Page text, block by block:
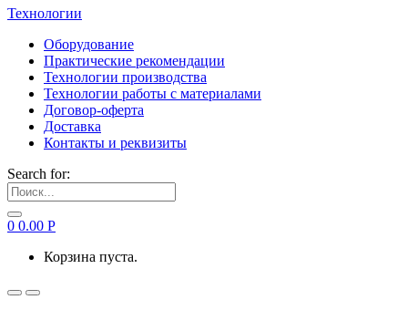
Технологии
Оборудование
Практические рекомендации
Технологии производства
Технологии работы с материалами
Договор-оферта
Доставка
Контакты и реквизиты
Search for:
0 0.00 Р
Корзина пуста.